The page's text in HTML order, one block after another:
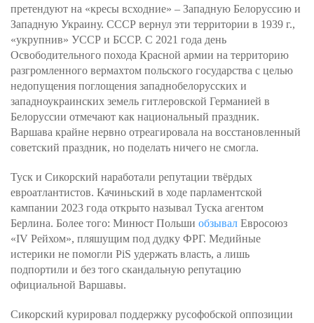
претендуют на «кресы всходние» – Западную Белоруссию и
Западную Украину. СССР вернул эти территории в 1939 г.,
«укрупнив» УССР и БССР. С 2021 года день
Освободительного похода Красной армии на территорию
разгромленного вермахтом польского государства с целью
недопущения поглощения западнобелорусских и
западноукраинских земель гитлеровской Германией в
Белоруссии отмечают как национальный праздник.
Варшава крайне нервно отреагировала на восстановленный
советский праздник, но поделать ничего не смогла.
Туск и Сикорский наработали репутации твёрдых
евроатлантистов. Качиньский в ходе парламентской
кампании 2023 года открыто называл Туска агентом
Берлина. Более того: Минюст Польши обзывал Евросоюз
«IV Рейхом», пляшущим под дудку ФРГ. Медийные
истерики не помогли PiS удержать власть, а лишь
подпортили и без того скандальную репутацию
официальной Варшавы.
Сикорский курировал поддержку русофобской оппозиции